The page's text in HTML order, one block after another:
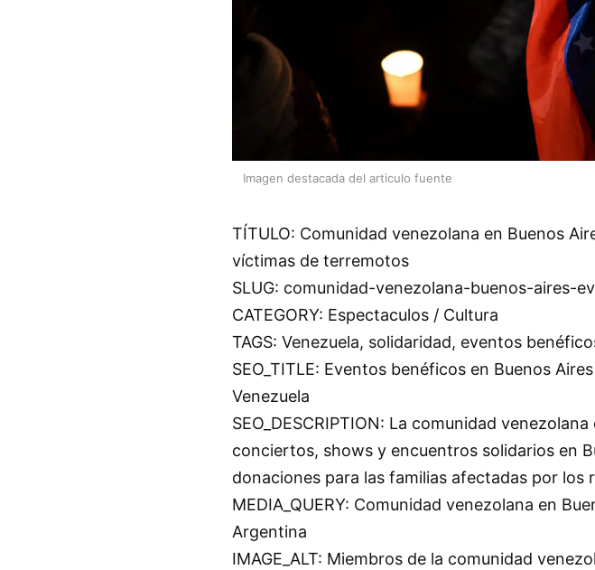
Imagen destacada del articulo fuente
TÍTULO: Comunidad venezolana en Buenos
víctimas de terremotos
SLUG: comunidad-venezolana-buenos-aires-
CATEGORY: Espectaculos / Cultura
TAGS: Venezuela, solidaridad, eventos
SEO_TITLE: Eventos benéficos en Buenos
Venezuela
SEO_DESCRIPTION: La comunidad
conciertos, shows y encuentros solidarios en
donaciones para las familias afectadas por los
MEDIA_QUERY: Comunidad venezolana en
Argentina
IMAGE_ALT: Miembros de la comunidad